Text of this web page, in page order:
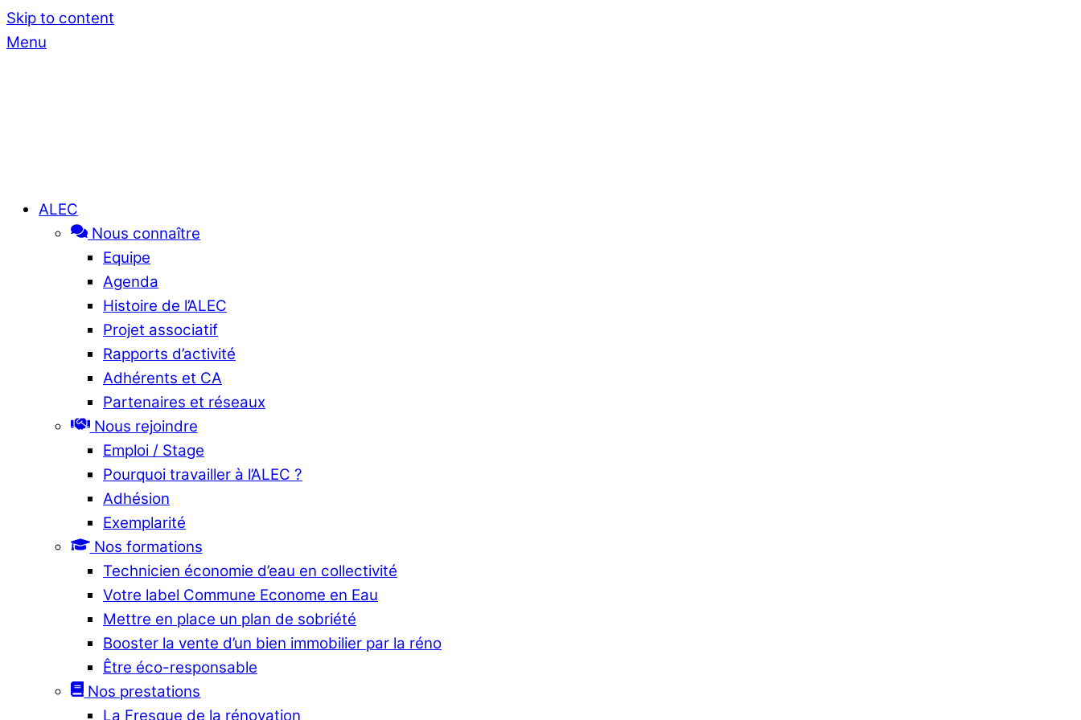
Skip to content
Menu
ALEC
Nous connaître
Equipe
Agenda
Histoire de l’ALEC
Projet associatif
Rapports d’activité
Adhérents et CA
Partenaires et réseaux
Nous rejoindre
Emploi / Stage
Pourquoi travailler à l’ALEC ?
Adhésion
Exemplarité
Nos formations
Technicien économie d’eau en collectivité
Votre label Commune Econome en Eau
Mettre en place un plan de sobriété
Booster la vente d’un bien immobilier par la réno
Être éco-responsable
Nos prestations
La Fresque de la rénovation